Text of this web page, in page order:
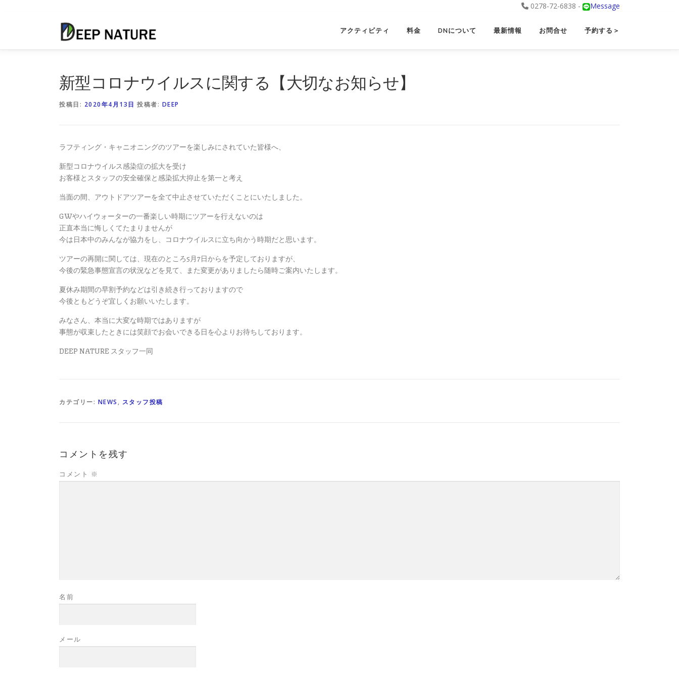
0278-72-6838 -
Message
ン
アクティビティ 料金 DNについて 最新情報 お問合せ 予約する＞
新型コロナウイルスに関する【大切なお知らせ】
投稿日: 2020年4月13日 投稿者: DEEP
ラフティング・キャニオニングのツアーを楽しみにされていた皆様へ、
新型コロナウイルス感染症の拡大を受け
お客様とスタッフの安全確保と感染拡大抑止を第一と考え
当面の間、アウトドアツアーを全て中止させていただくことにいたしました。
GWやハイウォーターの一番楽しい時期にツアーを行えないのは
正直本当に悔しくてたまりませんが
今は日本中のみんなが協力をし、コロナウイルスに立ち向かう時期だと思います。
ツアーの再開に関しては、現在のところ5月7日からを予定しておりますが、
今後の緊急事態宣言の状況などを見て、また変更がありましたら随時ご案内いたします。
夏休み期間の早割予約などは引き続き行っておりますので
今後ともどうぞ宜しくお願いいたします。
みなさん、本当に大変な時期ではありますが
事態が収束したときには笑顔でお会いできる日を心よりお待ちしております。
DEEP NATURE スタッフ一同
カテゴリー: NEWS , スタッフ投稿
コメントを残す
コメント ※
名前
メール